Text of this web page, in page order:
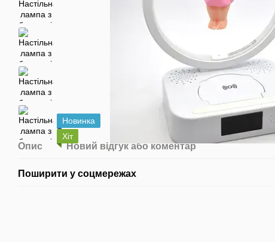
Новинка
Хіт
Опис Новий відгук або коментар
Поширити у соцмережах